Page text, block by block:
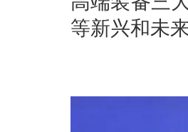
等新兴和未